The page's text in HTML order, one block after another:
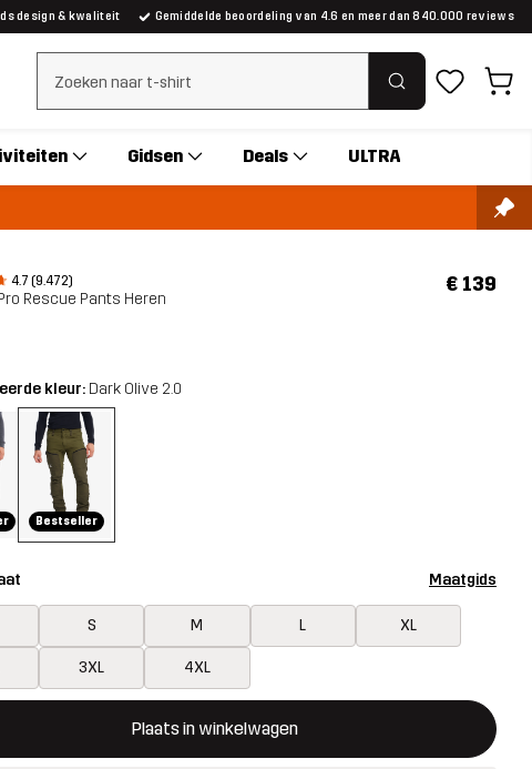
design & kwaliteit Gemiddelde beoordeling van 4.6 en meer dan 840.000 reviews
Zoeken wissen
Gidsen Deals ULTRA
4.7 (9.472)
Pro Rescue Pants Heren
€ 139
kleur: Dark Olive 2.0
Bestseller
Maatgids
S M L XL
3XL 4XL
Plaats in winkelwagen
opent een modal met de bevestiging van een nieuw item in het
beschikbaar